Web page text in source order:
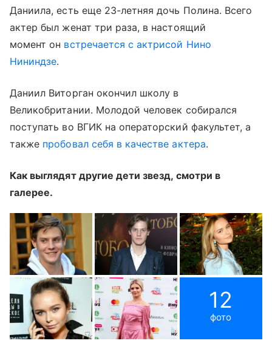
Даниила, есть еще 23-летняя дочь Полина. Всего
актер был женат три раза, в настоящий
момент он встречается с актрисой Нино
Нининдзе.
Даниил Виторган окончил школу в
Великобритании. Молодой человек собирался
поступать во ВГИК на операторский факультет, а
также пробовал себя в качестве актера.
Как выглядят другие дети звезд, смотри в
галерее.
12
фото